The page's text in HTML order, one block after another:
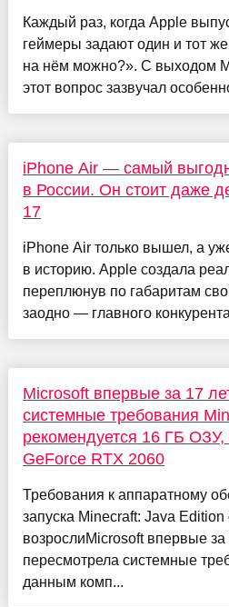
Каждый раз, когда Apple
геймеры задают один и тот
на нём можно?». С выходом
этот вопрос зазвучал
iPhone Air — самый
в России. Он стоит даже
17
iPhone Air только вышел, а
в историю. Apple создала
переплюнув по габаритам
заодно — главного
Microsoft впервые за 17
системные требования
рекомендуется 16 ГБ
GeForce RTX 2060
Требования к аппаратному
запуска Minecraft: Java Edition
возрослиMicrosoft впервые за
пересмотрела системные
данным комп...